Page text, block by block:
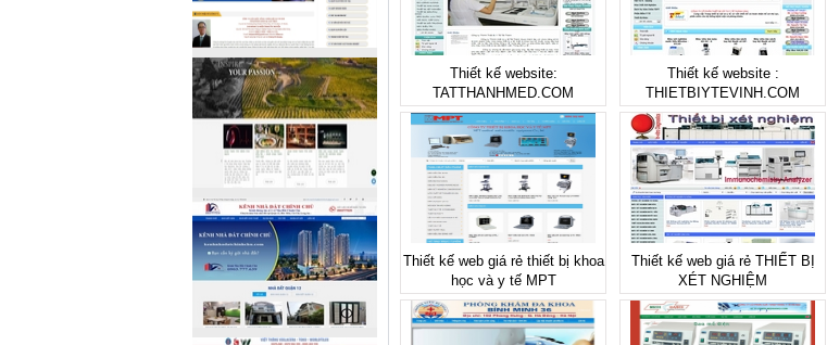
Thiết kế website:
TATTHANHMED.COM
Thiết kế website :
THIETBIYTEVINH.COM
Thiết kế web giá rẻ thiết bị khoa
học và y tế MPT
Thiết kế web giá rẻ THIẾT BỊ
XÉT NGHIỆM